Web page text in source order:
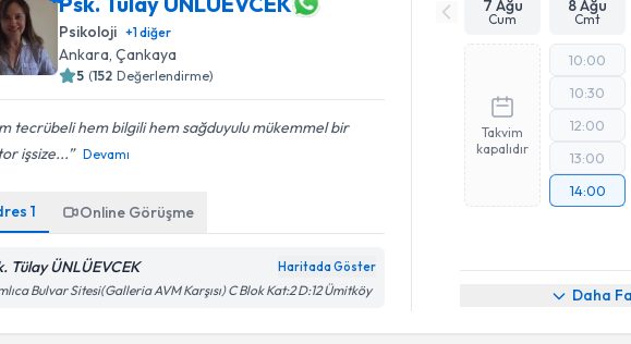
Psikoloji +1diğer
Ankara, Çankaya
5 (152 Değerlendirme)
tecrübeli hem bilgili hem sağduyulu mükemmel bir
işsize...
Devamı
1 Online Görüşme
Tülay ÜNLÜEVCEK Haritada Göster
Bulvar Sitesi(Galleria AVM Karşısı) C Blok Kat:2 D:12 Ümitköy
7 Ağu
Cum
8 Ağu
Cmt
Takvim
kapalıdır
10:00
10:30
12:00
13:00
14:00
Daha